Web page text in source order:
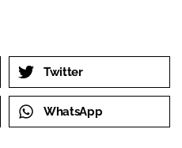
Twitter
WhatsApp